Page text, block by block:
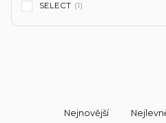
SELECT (1)
Nejnovější